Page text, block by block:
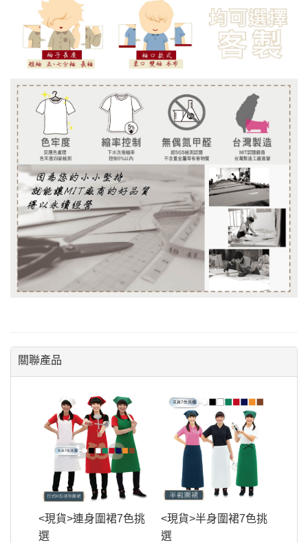
關聯產品
<現貨>連身圍裙7色挑
選
<現貨>半身圍裙7色挑
選